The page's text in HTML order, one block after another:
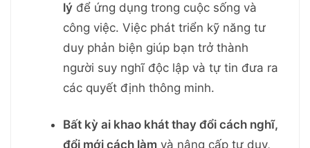
lý để ứng dụng trong cuộc sống và
công việc. Việc phát triển kỹ năng tư
duy phản biện giúp bạn trở thành
người suy nghĩ độc lập và tự tin đưa ra
các quyết định thông minh.
Bất kỳ ai khao khát thay đổi cách nghĩ,
đổi mới cách làm và nâng cấp tư duy,